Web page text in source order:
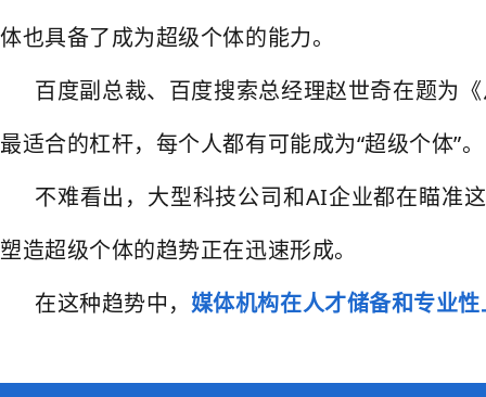
体也具备了成为超级个体的能力。
百度副总裁、百度搜索总经理赵世奇在题为
最适合的杠杆，每个人都有可能成为“超级个体”。
不难看出，大型科技公司和AI企业都在瞄准
塑造超级个体的趋势正在迅速形成。
在这种趋势中， 媒体机构在人才储备和专业